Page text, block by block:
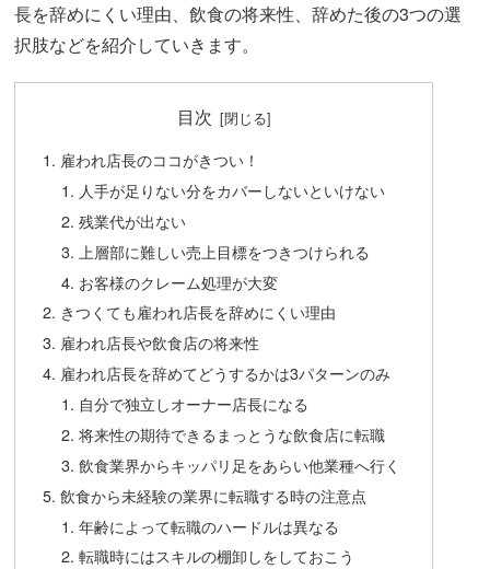
長を辞めにくい理由、飲食の将来性、辞めた後の3つの選
択肢などを紹介していきます。
目次
雇われ店長のココがきつい！
人手が足りない分をカバーしないといけない
残業代が出ない
上層部に難しい売上目標をつきつけられる
お客様のクレーム処理が大変
きつくても雇われ店長を辞めにくい理由
雇われ店長や飲食店の将来性
雇われ店長を辞めてどうするかは3パターンのみ
自分で独立しオーナー店長になる
将来性の期待できるまっとうな飲食店に転職
飲食業界からキッパリ足をあらい他業種へ行く
飲食から未経験の業界に転職する時の注意点
年齢によって転職のハードルは異なる
転職時にはスキルの棚卸しをしておこう